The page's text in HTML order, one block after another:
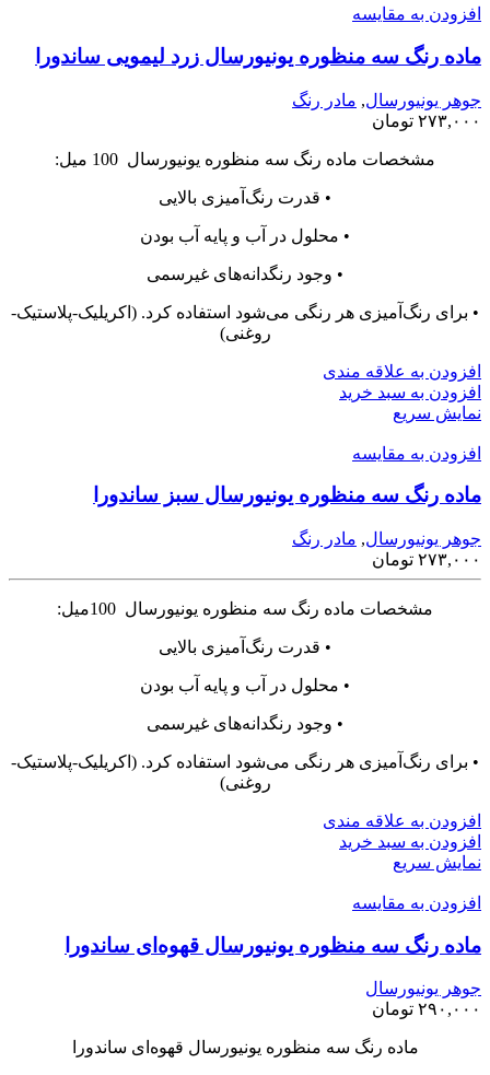
افزودن به مقایسه
ماده رنگ سه منظوره یونیورسال زرد لیمویی ساندورا
جوهر یونیورسال, مادر رنگ
۲۷۳,۰۰۰ تومان
مشخصات ماده رنگ سه منظوره یونیورسال 100 میل:
• قدرت رنگ‌آمیزی بالایی
• محلول در آب و پایه آب بودن
• وجود رنگدانه‌های غیرسمی
• برای رنگ‌آمیزی هر رنگی می‌شود استفاده کرد. (اکریلیک-پلاستیک-
روغنی)
افزودن به علاقه مندی
افزودن به سبد خرید
نمایش سریع
افزودن به مقایسه
ماده رنگ سه منظوره یونیورسال سبز ساندورا
جوهر یونیورسال, مادر رنگ
۲۷۳,۰۰۰ تومان
مشخصات ماده رنگ سه منظوره یونیورسال 100میل:
• قدرت رنگ‌آمیزی بالایی
• محلول در آب و پایه آب بودن
• وجود رنگدانه‌های غیرسمی
• برای رنگ‌آمیزی هر رنگی می‌شود استفاده کرد. (اکریلیک-پلاستیک-
روغنی)
افزودن به علاقه مندی
افزودن به سبد خرید
نمایش سریع
افزودن به مقایسه
ماده رنگ سه منظوره یونیورسال قهوه‌ای ساندورا
جوهر یونیورسال
۲۹۰,۰۰۰ تومان
ماده رنگ سه منظوره یونیورسال قهوه‌ای ساندورا